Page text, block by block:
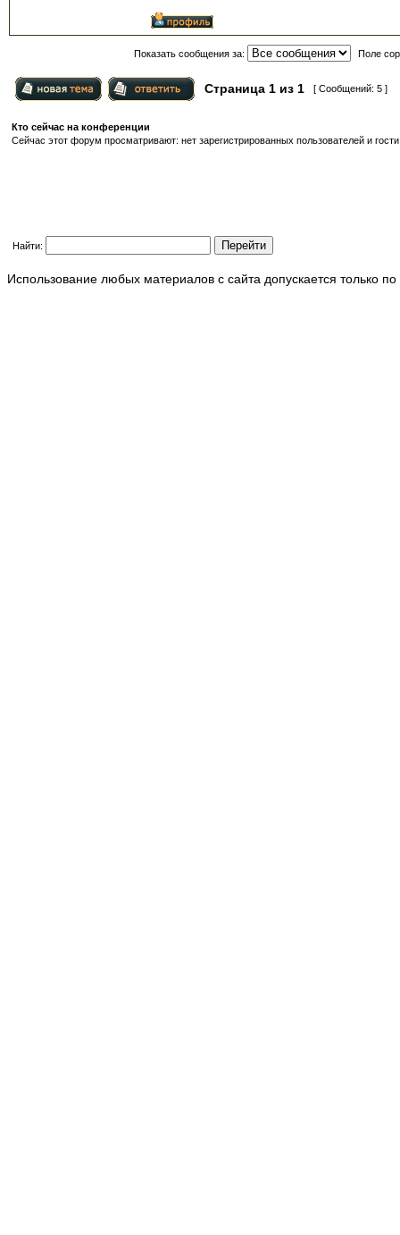
Показать сообщения за: Поле
Страница 1 из 1 [ Сообщений: 5 ]
Кто сейчас на конференции
Сейчас этот форум просматривают: нет зарегистрированных пользователей и
Найти:
Использование любых материалов с сайта допускается только